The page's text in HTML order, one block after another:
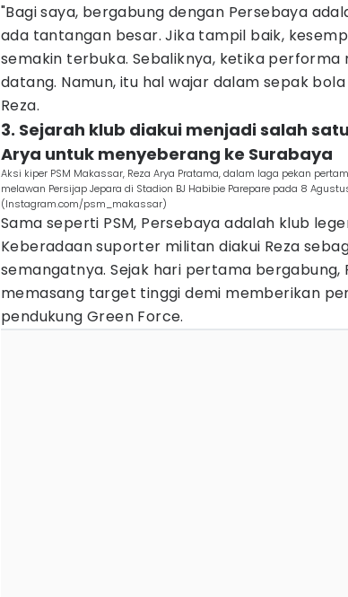
"Bagi saya, bergabung dengan Persebaya
ada tantangan besar. Jika tampil baik,
semakin terbuka. Sebaliknya, ketika performa
datang. Namun, itu hal wajar dalam sepak
Reza.
3. Sejarah klub diakui menjadi salah
Arya untuk menyeberang ke Surabaya
Aksi kiper PSM Makassar, Reza Arya Pratama, dalam laga pekan
melawan Persijap Jepara di Stadion BJ Habibie Parepare pada 8
(Instagram.com/psm_makassar)
Sama seperti PSM, Persebaya adalah klub
Keberadaan suporter militan diakui Reza
semangatnya. Sejak hari pertama bergabung,
memasang target tinggi demi memberikan
pendukung Green Force.